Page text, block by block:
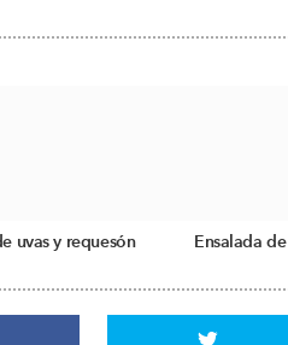
uvas y requesón Ensalada